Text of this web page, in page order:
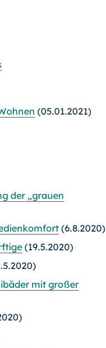
(05.01.2021)
der „grauen
(6.8.2020)
(19.5.2020)
mit großer